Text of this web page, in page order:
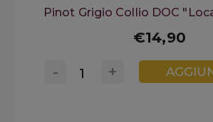
Pinot Grigio Collio DOC
€14,90
+
-